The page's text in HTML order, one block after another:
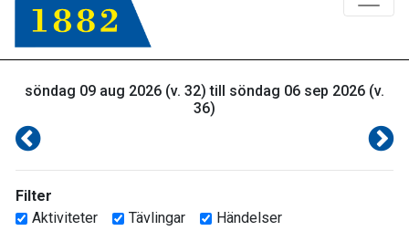
söndag 09 aug 2026 (v. 32) till söndag 06 sep 2026 (v.
36)
Filter
Aktiviteter
Tävlingar
Händelser